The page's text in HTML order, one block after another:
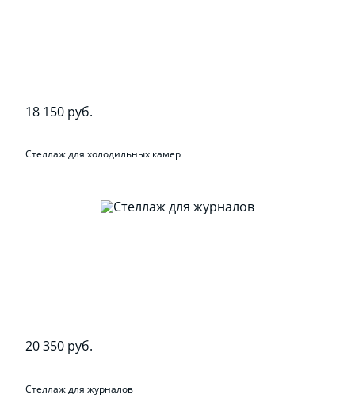
18 150 руб.
Стеллаж для холодильных камер
20 350 руб.
Стеллаж для журналов